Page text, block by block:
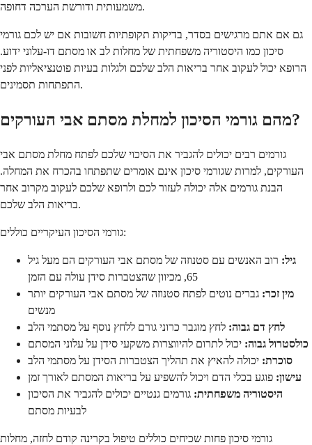
משמעותית ודורשת הערכה דחופה.
גם אם אתם מרגישים בסדר, בדיקות תקופתיות חשובות אם יש לכם גורמי
סיכון כמו היסטוריה משפחתית של מחלות לב או מסתם דו-עלוני ידוע.
הרופא יכול לעקוב אחר בריאות הלב שלכם ולגלות בעיות פוטנציאליות לפני
התפתחות תסמינים.
מהם גורמי הסיכון למחלת מסתם אבי העורקים?
גורמים רבים יכולים להגביר את הסיכוי שלכם לפתח מחלת מסתם אבי
העורקים, למרות שגורמי סיכון אינם אומרים שתפתחו בהכרח את המחלה.
הבנת גורמים אלה יכולה לעזור לכם ולרופא שלכם לעקוב מקרוב אחר
בריאות הלב שלכם.
גורמי הסיכון העיקריים כוללים:
גיל: רוב האנשים עם סטנוזה של מסתם אבי העורקים הם מעל גיל
65, מכיוון שהצטברות סידן עולה עם הזמן
מין זכר: גברים נוטים לפתח סטנוזה של מסתם אבי העורקים יותר
מנשים
לחץ דם גבוה: לחץ מוגבר כרוני גורם ללחץ נוסף על מסתמי הלב
כולסטרול גבוה: יכול לתרום להיווצרות משקעי סידן על עלוני המסתם
סוכרת: יכולה להאיץ את תהליך הצטברות הסידן על מסתמי הלב
עישון: פוגע בכלי הדם ויכול להשפיע על בריאות המסתם לאורך זמן
היסטוריה משפחתית: גורמים גנטיים יכולים להגביר את הסיכון
לבעיות מסתם
גורמי סיכון פחות שכיחים כוללים טיפול בקרינה קודם לחזה, מחלות